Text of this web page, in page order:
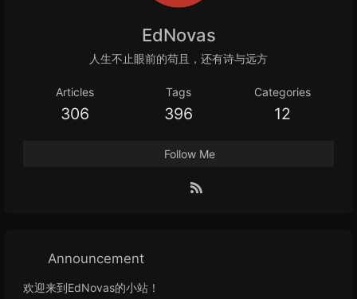
EdNovas
人生不止眼前的苟且，还有诗与远方
Articles
306
Tags
396
Categories
12
Follow Me
Announcement
欢迎来到EdNovas的小站！